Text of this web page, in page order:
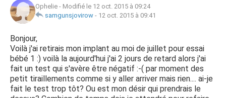
Ophelie - Modifié le 12 oct. 2015 à 09:24
samgunsjovirow - 12 oct. 2015 à 09:41
Bonjour,
Voilà j'ai retirais mon implant au moi de juillet pour essai
bébé 1 :) voilà la aujourd'hui j'ai 2 jours de retard alors j'ai
fait un test qui s'avère être négatif :-( par moment des
petit tiraillements comme si y aller arriver mais rien.... ai-je
fait le test trop tôt? Ou est mon désir qui prendrais le